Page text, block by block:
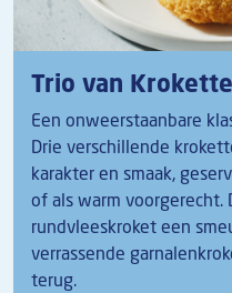
Trio van
Een onweerstaanbare
Drie verschillende
karakter en smaak,
of als warm voorgerecht.
rundvleeskroket een
verrassende
terug.